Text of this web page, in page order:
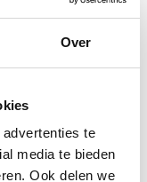
Over
te
media te bieden
Ook delen we
is dit extra
kunnen blijven.
bij VOS
platen